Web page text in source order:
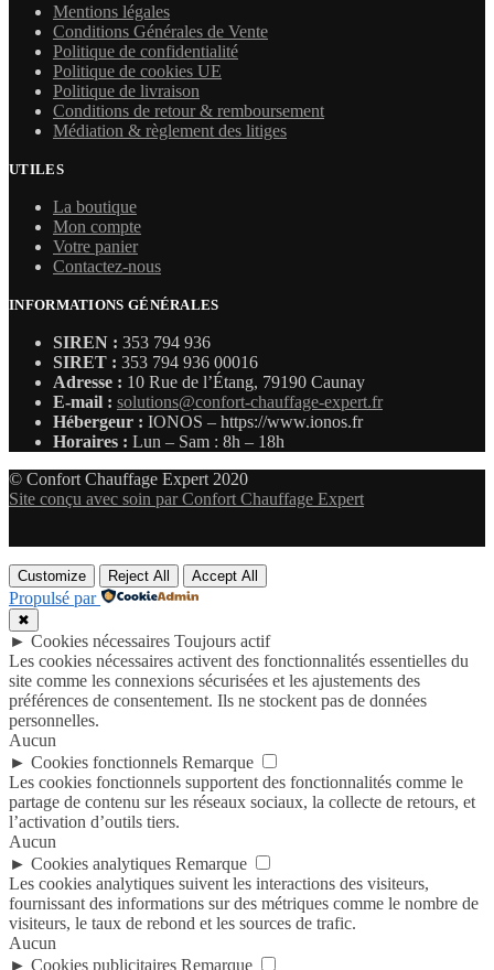
Mentions légales
Conditions Générales de Vente
Politique de confidentialité
Politique de cookies UE
Politique de livraison
Conditions de retour & remboursement
Médiation & règlement des litiges
UTILES
La boutique
Mon compte
Votre panier
Contactez-nous
INFORMATIONS GÉNÉRALES
SIREN : 353 794 936
SIRET : 353 794 936 00016
Adresse : 10 Rue de l’Étang, 79190 Caunay
E-mail : solutions@confort-chauffage-expert.fr
Hébergeur : IONOS – https://www.ionos.fr
Horaires : Lun – Sam : 8h – 18h
© Confort Chauffage Expert 2020
Site conçu avec soin par Confort Chauffage Expert
Customize Reject All Accept All
Propulsé par
✖
► Cookies nécessaires Toujours actif
Les cookies nécessaires activent des fonctionnalités essentielles du
site comme les connexions sécurisées et les ajustements des
préférences de consentement. Ils ne stockent pas de données
personnelles.
Aucun
► Cookies fonctionnels Remarque
Les cookies fonctionnels supportent des fonctionnalités comme le
partage de contenu sur les réseaux sociaux, la collecte de retours, et
l’activation d’outils tiers.
Aucun
► Cookies analytiques Remarque
Les cookies analytiques suivent les interactions des visiteurs,
fournissant des informations sur des métriques comme le nombre de
visiteurs, le taux de rebond et les sources de trafic.
Aucun
► Cookies publicitaires Remarque